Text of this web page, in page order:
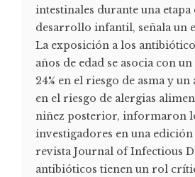
intestinales durante una
desarrollo infantil, señala un
La exposición a los
años de edad se asocia con
24% en el riesgo de asma y un
en el riesgo de alergias
niñez posterior, informaron
investigadores en una
revista Journal of Infectious
antibióticos tienen un rol